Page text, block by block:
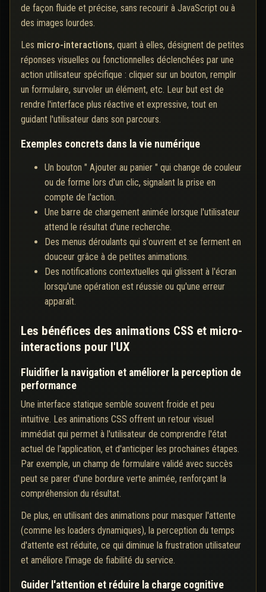
de façon fluide et précise, sans recourir à JavaScript ou à
des images lourdes.
Les micro-interactions, quant à elles, désignent de petites
réponses visuelles ou fonctionnelles déclenchées par une
action utilisateur spécifique : cliquer sur un bouton, remplir
un formulaire, survoler un élément, etc. Leur but est de
rendre l'interface plus réactive et expressive, tout en
guidant l'utilisateur dans son parcours.
Exemples concrets dans la vie numérique
Un bouton " Ajouter au panier " qui change de couleur
ou de forme lors d'un clic, signalant la prise en
compte de l'action.
Une barre de chargement animée lorsque l'utilisateur
attend le résultat d'une recherche.
Des menus déroulants qui s'ouvrent et se ferment en
douceur grâce à de petites animations.
Des notifications contextuelles qui glissent à l'écran
lorsqu'une opération est réussie ou qu'une erreur
apparaît.
Les bénéfices des animations CSS et micro-
interactions pour l'UX
Fluidifier la navigation et améliorer la perception de
performance
Une interface statique semble souvent froide et peu
intuitive. Les animations CSS offrent un retour visuel
immédiat qui permet à l'utilisateur de comprendre l'état
actuel de l'application, et d'anticiper les prochaines étapes.
Par exemple, un champ de formulaire validé avec succès
peut se parer d'une bordure verte animée, renforçant la
compréhension du résultat.
De plus, en utilisant des animations pour masquer l'attente
(comme les loaders dynamiques), la perception du temps
d'attente est réduite, ce qui diminue la frustration utilisateur
et améliore l'image de fiabilité du service.
Guider l'attention et réduire la charge cognitive